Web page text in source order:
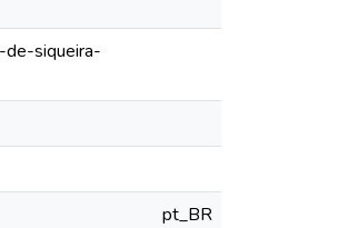
siqueira-
pt_BR